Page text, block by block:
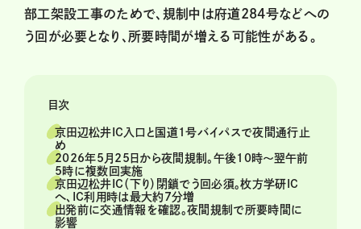
部工架設工事のためで、規制中は府道284号などへの
う回が必要となり、所要時間が増える可能性がある。
目次
京田辺松井IC入口と国道1号バイパスで夜間通行止
め
2026年5月25日から夜間規制。午後10時〜翌午前
5時に複数回実施
京田辺松井IC（下り）閉鎖でう回必須。枚方学研IC
へ、IC利用時は最大約7分増
出発前に交通情報を確認。夜間規制で所要時間に
影響